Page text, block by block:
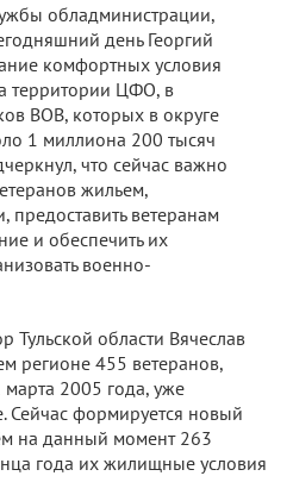
обладминистрации,
день Георгий
комфортных условия
территории ЦФО, в
ВОВ, которых в округе
1 миллиона 200 тысяч
что сейчас важно
жильем,
предоставить ветеранам
и обеспечить их
военно-
Тульской области Вячеслав
регионе 455 ветеранов,
2005 года, уже
Сейчас формируется новый
на данный момент 263
года их жилищные условия